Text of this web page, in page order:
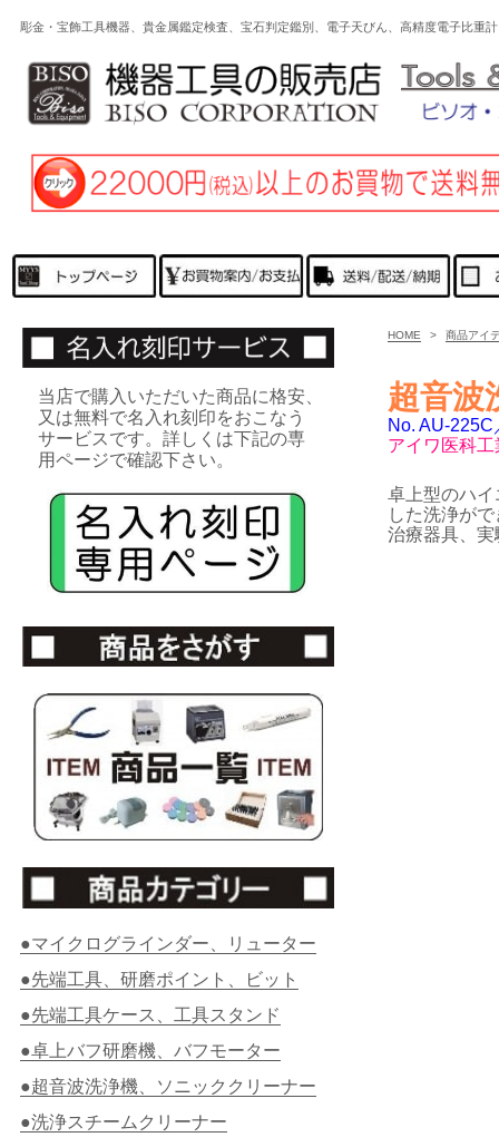
彫金・宝飾工具機器、貴金属鑑定検査、宝石判定鑑別、電子天びん、高精度電子比
HOME > 商品アイ
超音波
No. AU-
アイワ医科工
卓上型のハ
した洗浄がで
治療器具、 実
当店で購入いただいた商品に格安、
又は無料で名入れ刻印をおこなう
サービスです。詳しくは下記の専
用ページで確認下さい。
●マイクログラインダー、リューター
●先端工具、研磨ポイント、ビット
●先端工具ケース、工具スタンド
●卓上バフ研磨機、バフモーター
●超音波洗浄機、ソニッククリーナー
●洗浄スチームクリーナー